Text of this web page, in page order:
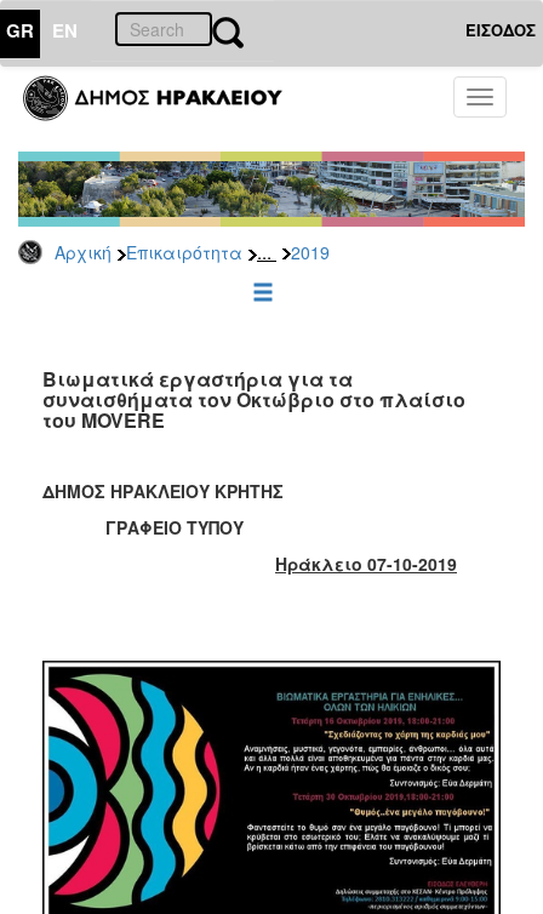
GR EN ΕΙΣΟΔΟΣ
Toggle
Αρχική Επικαιρότητα ... 2019
ΕΠΙΚΑΙΡΟΤΗΤΑ
Τύπου
Αρχείο
2026
2025
2022
2021
2019
2018
2013
2012
2011
2010
2006
Βιωματικά εργαστήρια για τα
συναισθήματα τον Οκτώβριο στο πλαίσιο
του MOVERE
ΔΗΜΟΣ ΗΡΑΚΛΕΙΟΥ ΚΡΗΤΗΣ
ΓΡΑΦΕΙΟ ΤΥΠΟΥ
Ηράκλειο 07-10-2019